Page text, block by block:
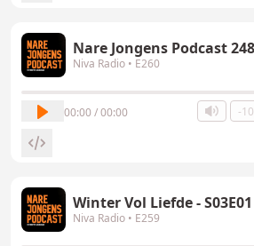
Niva Radio • E260
00:00 / 00:00 -10
Winter Vol Liefde - S03E01
Niva Radio • E259